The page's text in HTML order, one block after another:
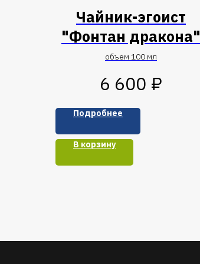
Чайник-эгоист
"Фонтан дракона"
объем 100 мл
6 600 ₽
Подробнее
В корзину